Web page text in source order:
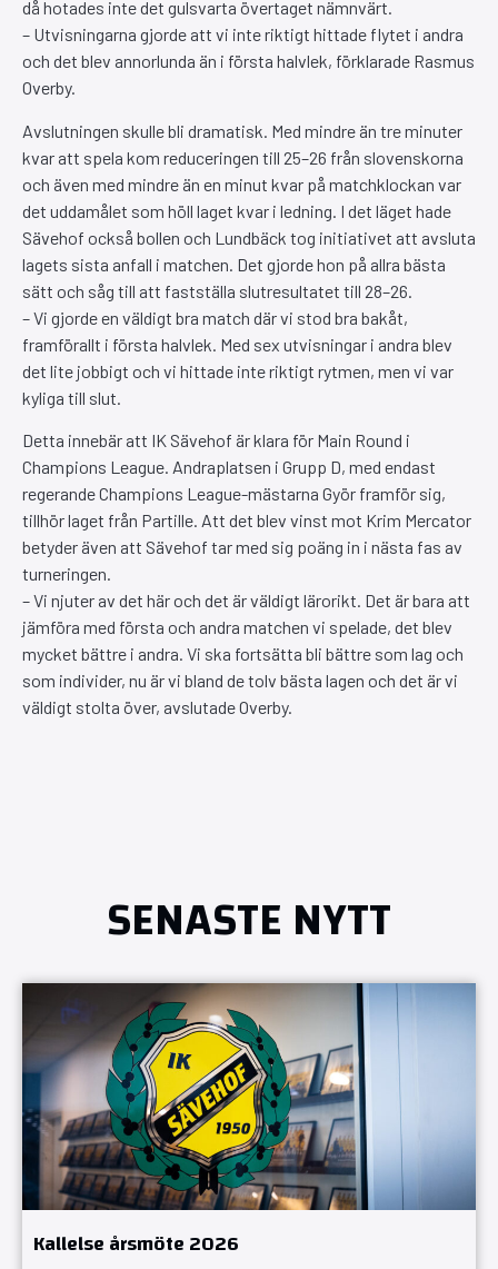
då hotades inte det gulsvarta övertaget nämnvärt.
– Utvisningarna gjorde att vi inte riktigt hittade flytet i andra
och det blev annorlunda än i första halvlek, förklarade Rasmus
Overby.
Avslutningen skulle bli dramatisk. Med mindre än tre minuter
kvar att spela kom reduceringen till 25–26 från slovenskorna
och även med mindre än en minut kvar på matchklockan var
det uddamålet som höll laget kvar i ledning. I det läget hade
Sävehof också bollen och Lundbäck tog initiativet att avsluta
lagets sista anfall i matchen. Det gjorde hon på allra bästa
sätt och såg till att fastställa slutresultatet till 28–26.
– Vi gjorde en väldigt bra match där vi stod bra bakåt,
framförallt i första halvlek. Med sex utvisningar i andra blev
det lite jobbigt och vi hittade inte riktigt rytmen, men vi var
kyliga till slut.
Detta innebär att IK Sävehof är klara för Main Round i
Champions League. Andraplatsen i Grupp D, med endast
regerande Champions League-mästarna Györ framför sig,
tillhör laget från Partille. Att det blev vinst mot Krim Mercator
betyder även att Sävehof tar med sig poäng in i nästa fas av
turneringen.
– Vi njuter av det här och det är väldigt lärorikt. Det är bara att
jämföra med första och andra matchen vi spelade, det blev
mycket bättre i andra. Vi ska fortsätta bli bättre som lag och
som individer, nu är vi bland de tolv bästa lagen och det är vi
väldigt stolta över, avslutade Overby.
SENASTE NYTT
Kallelse årsmöte 2026